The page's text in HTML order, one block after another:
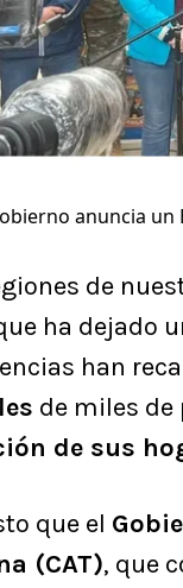
anuncia un
de
ha dejado
han
de miles de
de sus
que el
(CAT), que